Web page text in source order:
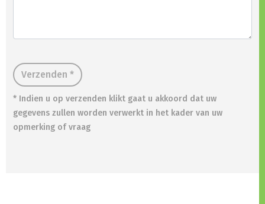
Verzenden *
* Indien u op verzenden klikt gaat u akkoord dat uw
gegevens zullen worden verwerkt in het kader van uw
opmerking of vraag